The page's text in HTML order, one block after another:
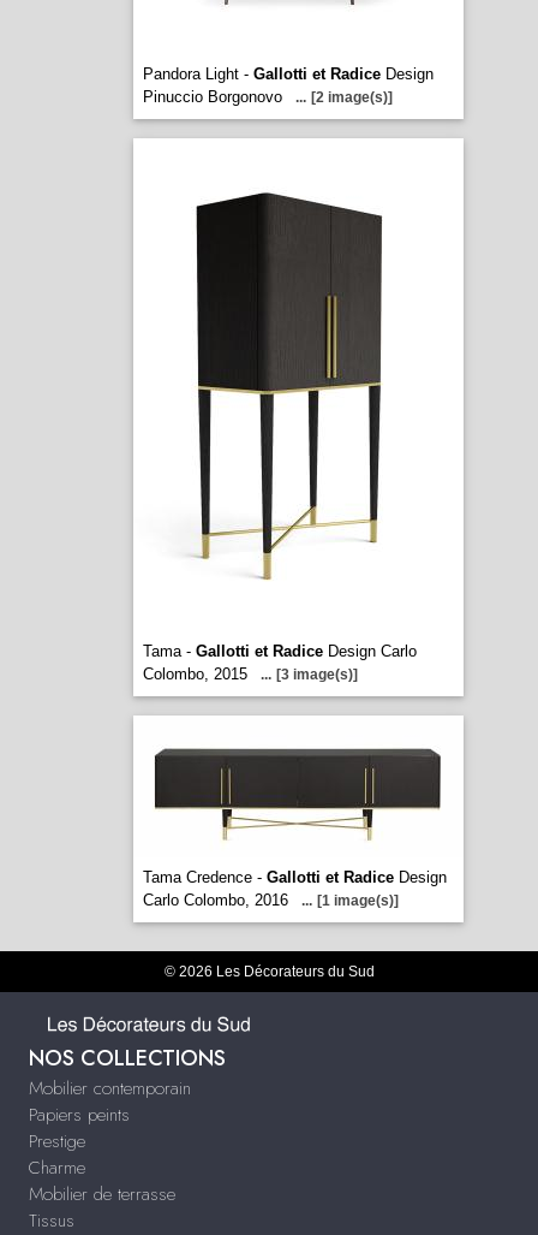
Pandora Light - Gallotti et RadiceDesign
Pinuccio Borgonovo
... [2 image(s)]
Tama - Gallotti et RadiceDesign Carlo
Colombo, 2015
... [3 image(s)]
Tama Credence - Gallotti et RadiceDesign
Carlo Colombo, 2016
... [1 image(s)]
© 2026 Les Décorateurs du Sud
NOS COLLECTIONS
Mobilier contemporain
Papiers peints
Prestige
Charme
Mobilier de terrasse
Tissus